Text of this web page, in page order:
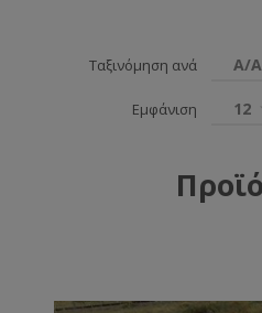
Ταξινόμηση ανά Α/
Εμφάνιση 12